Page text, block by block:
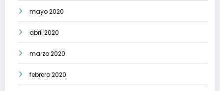
mayo 2020
abril 2020
marzo 2020
febrero 2020